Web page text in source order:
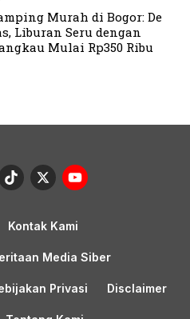
Murah di Bogor: De
Liburan Seru dengan
Mulai Rp350 Ribu
TikTok
X
Kontak Kami
Media Siber
Privasi Disclaimer